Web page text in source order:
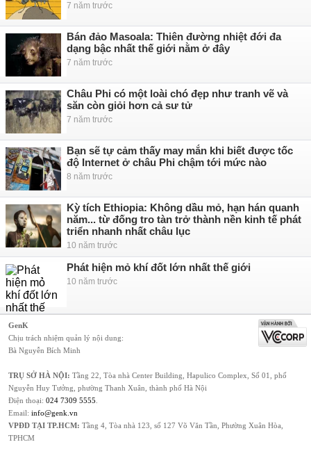
7 năm trước
Bán đảo Masoala: Thiên đường nhiệt đới đa
dạng bậc nhất thế giới nằm ở đây
7 năm trước
Châu Phi có một loài chó đẹp như tranh vẽ và
săn còn giỏi hơn cả sư tử
7 năm trước
Bạn sẽ tự cảm thấy may mắn khi biết được tốc
độ Internet ở châu Phi chậm tới mức nào
8 năm trước
Kỳ tích Ethiopia: Không dầu mỏ, hạn hán quanh
năm... từ đống tro tàn trở thành nền kinh tế phát
triển nhanh nhất châu lục
10 năm trước
Phát hiện mỏ khí đốt lớn nhất thế giới
10 năm trước
GenK
Chịu trách nhiệm quản lý nội dung:
Bà Nguyễn Bích Minh
TRỤ SỞ HÀ NỘI: Tầng 22, Tòa nhà Center Building, Hapulico Complex, Số 01, phố
Nguyễn Huy Tưởng, phường Thanh Xuân, thành phố Hà Nội
Điện thoại: 024 7309 5555
Email: info@genk.vn
VPĐD TẠI TP.HCM: Tầng 4, Tòa nhà 123, số 127 Võ Văn Tần, Phường Xuân Hòa,
TPHCM